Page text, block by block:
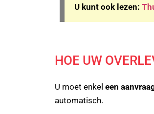
U kunt ook lezen:
HOE UW
U moet enkel een
automatisch.